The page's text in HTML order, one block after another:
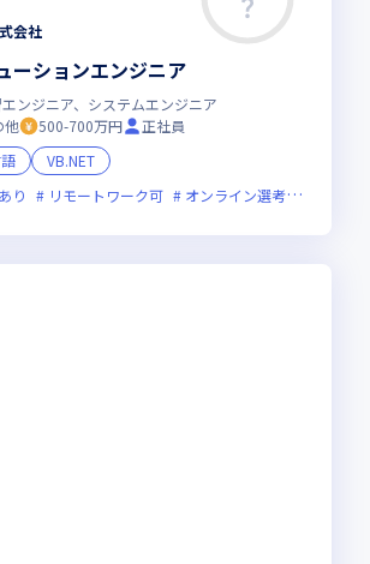
会社
ーションエンジニア
ンジニア、システムエンジニア
他
500-700万円
正社員
VB.NET
り
リモートワーク可 オンライン選考可